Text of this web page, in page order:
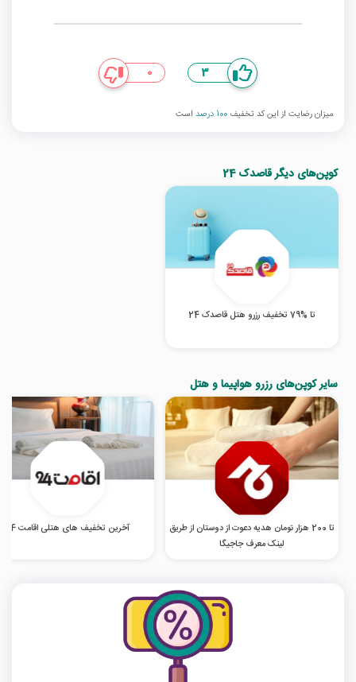
3
0
میزان رضایت از این کد تخفیف 100 درصد است
کوپن‌های دیگر قاصدک 24
تا %79 تخفیف رزرو هتل قاصدک 24
سایر کوپن‌های رزرو هواپیما و هتل
تا 200 هزار تومان هدیه دعوت از دوستان از طریق
لینک معرف جاجیگا
آخرین تخفیف های هتلی اقامت 24